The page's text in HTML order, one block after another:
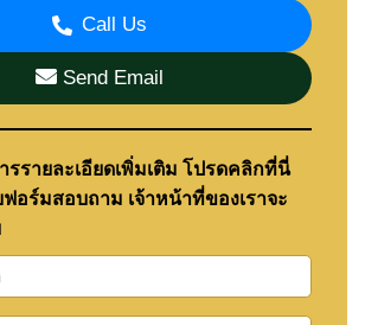
Call Us
Send Email
รายละเอียดเพิ่มเติม โปรดคลิกที่นี่
อร์มสอบถาม เจ้าหน้าที่ของเราจะ